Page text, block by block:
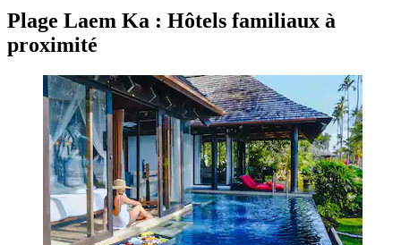
Plage Laem Ka : Hôtels familiaux à
proximité